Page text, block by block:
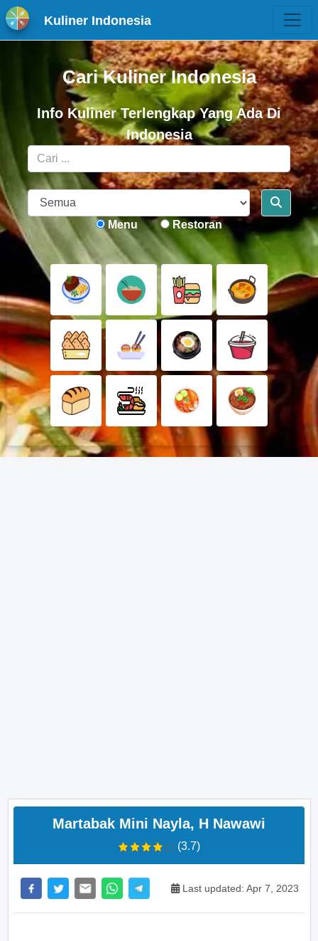
Kuliner Indonesia
Cari Kuliner Indonesia
Info Kuliner Terlengkap Yang Ada Di
Indonesia
Menu Restoran
Martabak Mini Nayla, H Nawawi
(3.7)
Last updated: Apr 7, 2023